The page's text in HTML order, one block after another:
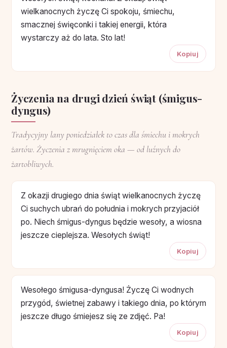
wielkanocnych życzę Ci spokoju, śmiechu,
smacznej święconki i takiej energii, która
wystarczy aż do lata. Sto lat!
Kopiuj
Życzenia na drugi dzień świąt (śmigus-
dyngus)
Tradycyjny lany poniedziałek to czas dla śmiechu i mokrych
żartów. Życzenia z mrugnięciem oka — od luźnych do
żartobliwych.
Z okazji drugiego dnia świąt wielkanocnych życzę
Ci suchych ubrań do południa i mokrych przyjaciół
po. Niech śmigus-dyngus będzie wesoły, a wiosna
jeszcze cieplejsza. Wesołych świąt!
Kopiuj
Wesołego śmigusa-dyngusa! Życzę Ci wodnych
przygód, świetnej zabawy i takiego dnia, po którym
jeszcze długo śmiejesz się ze zdjęć. Pa!
Kopiuj